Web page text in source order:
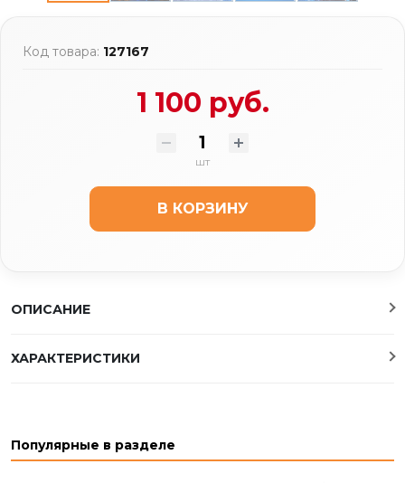
Код товара: 127167
1 100 руб.
шт
В КОРЗИНУ
ОПИСАНИЕ
ХАРАКТЕРИСТИКИ
Популярные в разделе